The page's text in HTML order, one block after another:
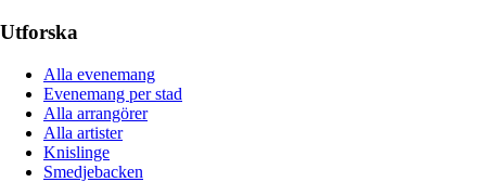
Utforska
Alla evenemang
Evenemang per stad
Alla arrangörer
Alla artister
Knislinge
Smedjebacken